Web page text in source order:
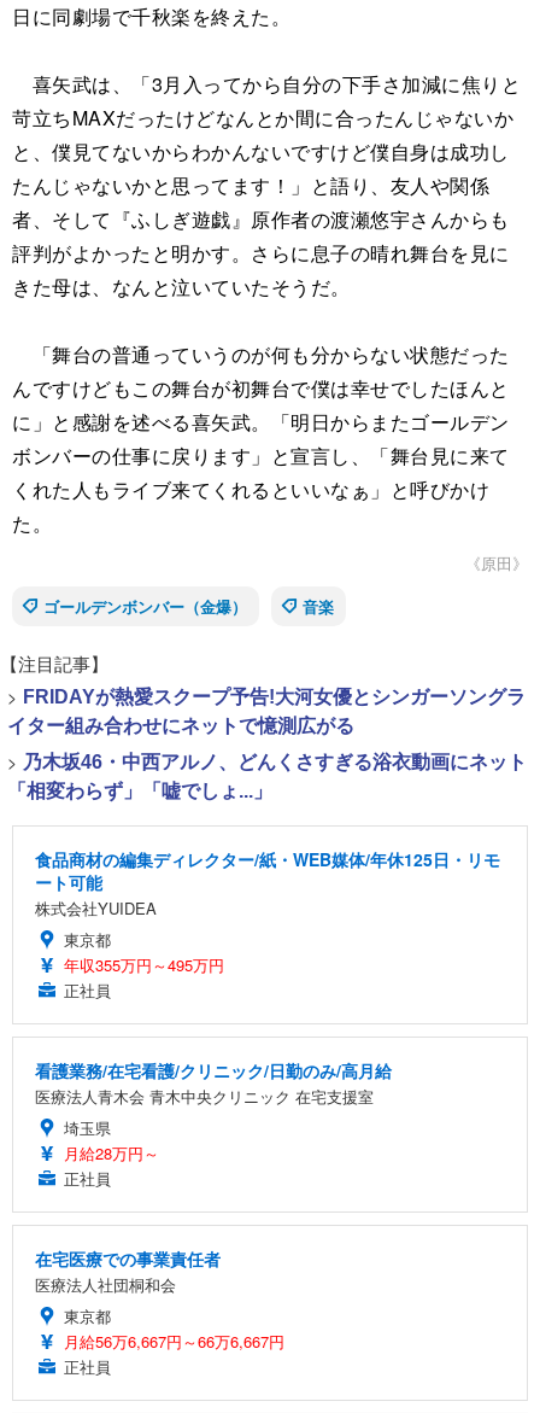
日に同劇場で千秋楽を終えた。
喜矢武は、「3月入ってから自分の下手さ加減に焦りと
苛立ちMAXだったけどなんとか間に合ったんじゃないか
と、僕見てないからわかんないですけど僕自身は成功し
たんじゃないかと思ってます！」と語り、友人や関係
者、そして『ふしぎ遊戯』原作者の渡瀬悠宇さんからも
評判がよかったと明かす。さらに息子の晴れ舞台を見に
きた母は、なんと泣いていたそうだ。
「舞台の普通っていうのが何も分からない状態だった
んですけどもこの舞台が初舞台で僕は幸せでしたほんと
に」と感謝を述べる喜矢武。「明日からまたゴールデン
ボンバーの仕事に戻ります」と宣言し、「舞台見に来て
くれた人もライブ来てくれるといいなぁ」と呼びかけ
た。
《原田》
ゴールデンボンバー（金爆）
音楽
【注目記事】
> FRIDAYが熱愛スクープ予告!大河女優とシンガーソングラ
イター組み合わせにネットで憶測広がる
> 乃木坂46・中西アルノ、どんくさすぎる浴衣動画にネット
「相変わらず」「嘘でしょ...」
食品商材の編集ディレクター/紙・WEB媒体/年休125日・リモ
ート可能
株式会社YUIDEA
東京都
年収355万円～495万円
正社員
看護業務/在宅看護/クリニック/日勤のみ/高月給
医療法人青木会 青木中央クリニック 在宅支援室
埼玉県
月給28万円～
正社員
在宅医療での事業責任者
医療法人社団桐和会
東京都
月給56万6,667円～66万6,667円
正社員